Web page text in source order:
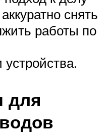
снять
работы по
устройства.
для